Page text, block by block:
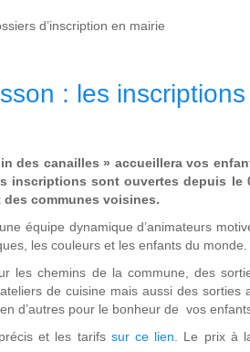
d’inscription en mairie
: les
des canailles » accueillera vos
inscriptions sont ouvertes depuis le
communes voisines.
équipe dynamique d’animateurs
les couleurs et les enfants du monde.
les chemins de la commune, des
de cuisine mais aussi des sorties
d’autres pour le bonheur de vos
et les tarifs sur ce lien . Le prix à